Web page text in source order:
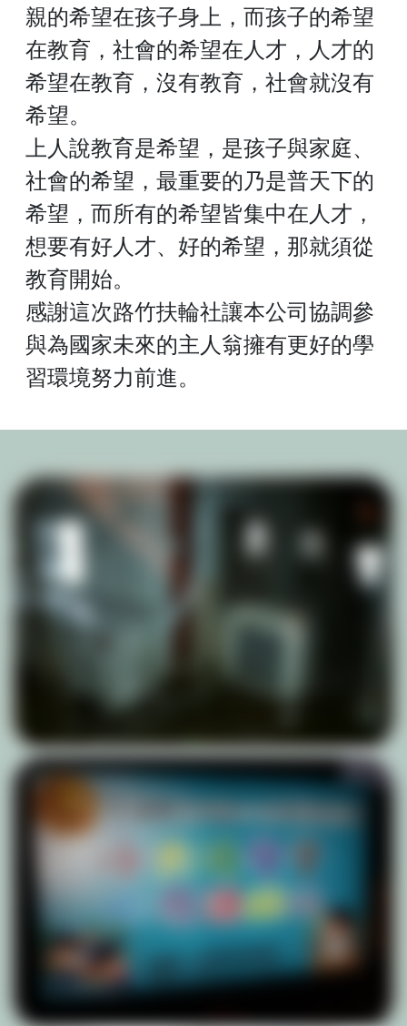
親的希望在孩子身上，而孩子的希望
在教育，社會的希望在人才，人才的
希望在教育，沒有教育，社會就沒有
希望。
上人說教育是希望，是孩子與家庭、
社會的希望，最重要的乃是普天下的
希望，而所有的希望皆集中在人才，
想要有好人才、好的希望，那就須從
教育開始。
感謝這次路竹扶輪社讓本公司協調參
與為國家未來的主人翁擁有更好的學
習環境努力前進。